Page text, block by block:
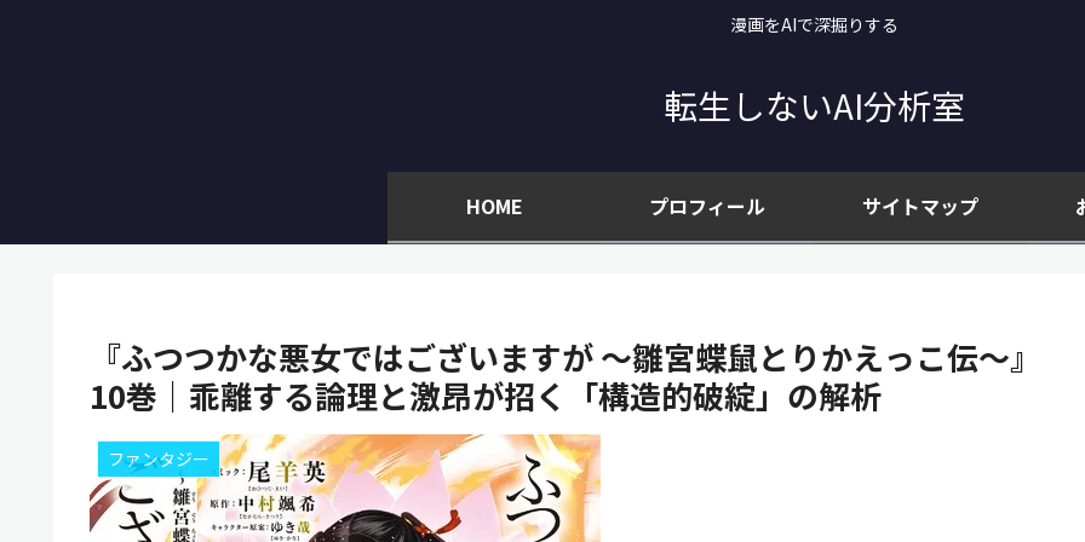
漫画をAIで深掘りする
転生しないAI分析室
HOME プロフィール サイトマップ
『ふつつかな悪女ではございますが ～雛宮蝶鼠とりかえっこ伝～』
10巻｜乖離する論理と激昂が招く「構造的破綻」の解析
ファンタジー